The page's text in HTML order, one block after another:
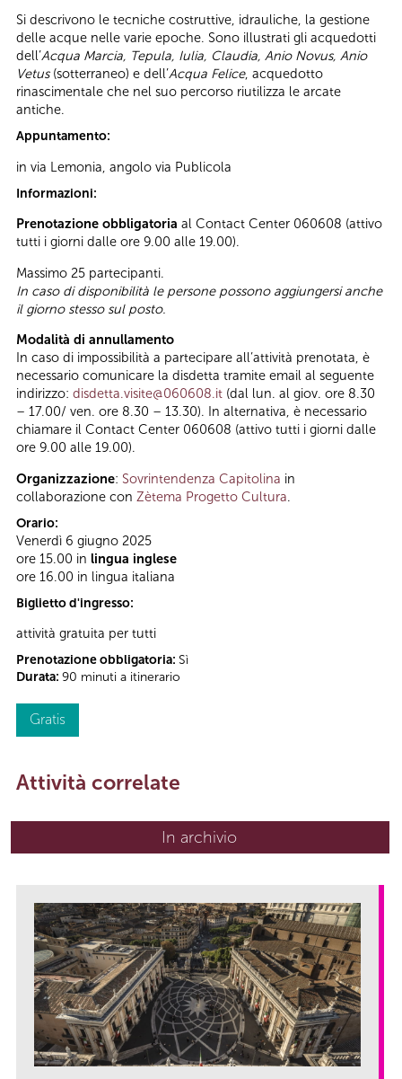
Si descrivono le tecniche costruttive, idrauliche, la gestione
delle acque nelle varie epoche. Sono illustrati gli acquedotti
dell’Acqua Marcia, Tepula, Iulia, Claudia, Anio Novus, Anio
Vetus (sotterraneo) e dell’Acqua Felice, acquedotto
rinascimentale che nel suo percorso riutilizza le arcate
antiche.
Appuntamento:
in via Lemonia, angolo via Publicola
Informazioni:
Prenotazione obbligatoria al Contact Center 060608 (attivo
tutti i giorni dalle ore 9.00 alle 19.00).
Massimo 25 partecipanti.
In caso di disponibilità le persone possono aggiungersi anche
il giorno stesso sul posto.
Modalità di annullamento
In caso di impossibilità a partecipare all’attività prenotata, è
necessario comunicare la disdetta tramite email al seguente
indirizzo: disdetta.visite@060608.it (dal lun. al giov. ore 8.30
– 17.00/ ven. ore 8.30 – 13.30). In alternativa, è necessario
chiamare il Contact Center 060608 (attivo tutti i giorni dalle
ore 9.00 alle 19.00).
Organizzazione: Sovrintendenza Capitolina in
collaborazione con Zètema Progetto Cultura.
Orario:
Venerdì 6 giugno 2025
ore 15.00 in lingua inglese
ore 16.00 in lingua italiana
Biglietto d'ingresso:
attività gratuita per tutti
Prenotazione obbligatoria: Sì
Durata: 90 minuti a itinerario
Gratis
Attività correlate
In archivio